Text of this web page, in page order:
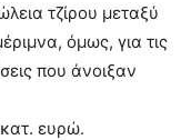
τζίρου μεταξύ
όμως, για τις
που άνοιξαν
ευρώ.